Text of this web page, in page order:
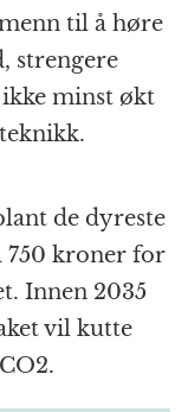
til å høre
strengere
minst økt
de dyreste
750 kroner for
Innen 2035
vil kutte